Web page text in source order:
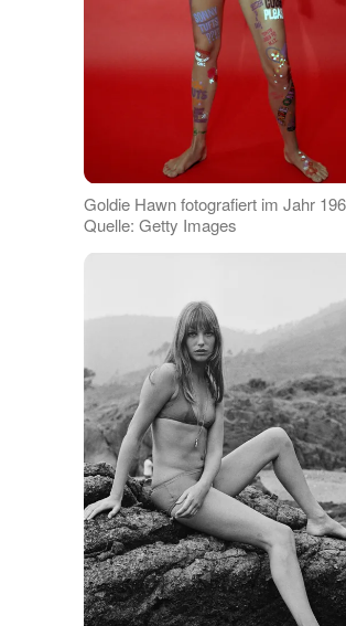
Goldie Hawn fotografiert im Jahr
Quelle: Getty Images